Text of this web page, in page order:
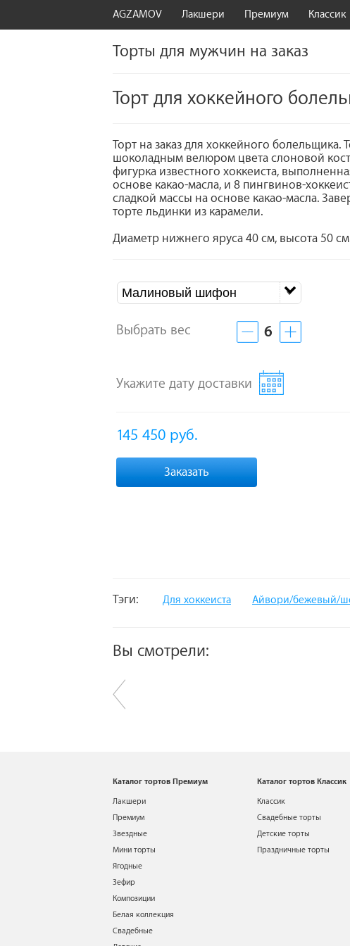
AGZAMOV Лакшери Премиум Классик
Торты для мужчин на заказ
Торт для хоккейного
Торт на заказ для хоккейного болельщика.
шоколадным велюром цвета слоновой
фигурка известного хоккеиста,
основе какао-масла, и 8 пингвинов-
сладкой массы на основе какао-масла.
торте льдинки из карамели.
Диаметр нижнего яруса 40 см, высота 50
Малиновый шифон
Выбрать вес 6
Укажите дату доставки
145 450 руб.
Заказать
Тэги: Для хоккеиста Айвори/бежевый/
Вы смотрели:
Каталог тортов Премиум
Лакшери
Премиум
Звездные
Мини торты
Ягодные
Зефир
Композиции
Белая коллекция
Свадебные
Каталог тортов Классик
Классик
Свадебные торты
Детские торты
Праздничные торты